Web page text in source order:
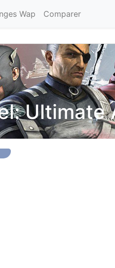
Wap Comparer
Ultimate